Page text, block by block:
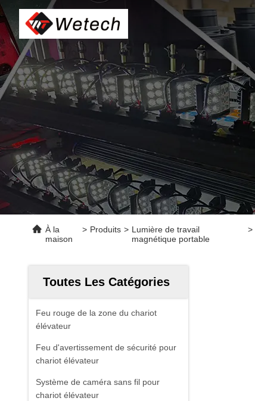
À la
maison
> Produits > Lumière de travail
magnétique portable
>
Toutes Les Catégories
Feu rouge de la zone du chariot
élévateur
Feu d'avertissement de sécurité pour
chariot élévateur
Système de caméra sans fil pour
chariot élévateur